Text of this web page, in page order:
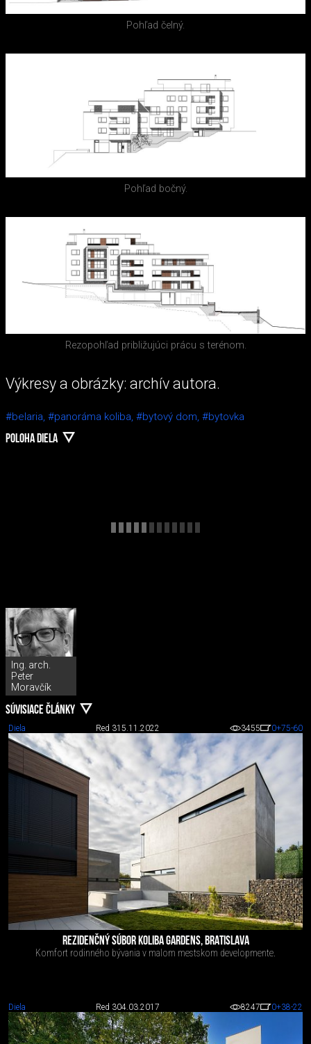
Pohľad čelný.
Pohľad bočný.
Rezopohľad približujúci prácu s terénom.
Výkresy a obrázky: archív autora.
#belaria, #panoráma koliba, #bytový dom, #bytovka
POLOHA DIELA
Ing. arch.
Peter
Moravčík
SÚVISIACE ČLÁNKY
Diela Red 315.11.2022 3455 0+75-60
REZIDENČNÝ SÚBOR KOLIBA GARDENS, BRATISLAVA
Komfort rodinného bývania v malom mestskom developmente.
Diela Red 304.03.2017 8247 0+38-22